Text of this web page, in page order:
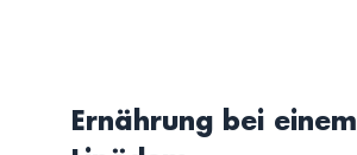
Ernährung bei einem